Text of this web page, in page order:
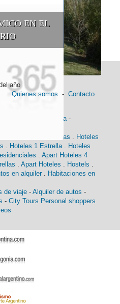
EN EL
año
Quienes somos - Contacto
Historia -
Hoteles 4 Estrellas
Hoteles
Hoteles 1 Estrella
Hoteles
Apart Hoteles 4
Apart Hoteles Hostels
en alquiler
Habitaciones en
de viaje - Alquiler de autos -
- City Tours Personal shoppers